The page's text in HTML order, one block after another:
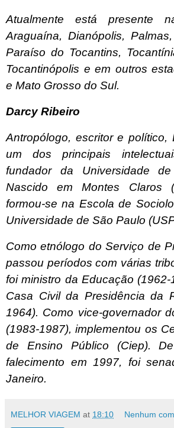
Atualmente está presente
Araguaína, Dianópolis,
Paraíso do Tocantins,
Tocantinópolis e em outros
e Mato Grosso do Sul.
Darcy Ribeiro
Antropólogo, escritor e político,
um dos principais
fundador da Universidade
Nascido em Montes Claros
formou-se na Escola de
Universidade de São Paulo
Como etnólogo do Serviço de
passou períodos com várias
foi ministro da Educação
Casa Civil da Presidência da
1964). Como vice-governador
(1983-1987), implementou os
de Ensino Público (Ciep).
falecimento em 1997, foi
Janeiro.
MELHOR VIAGEM at 18:10 Nenhum